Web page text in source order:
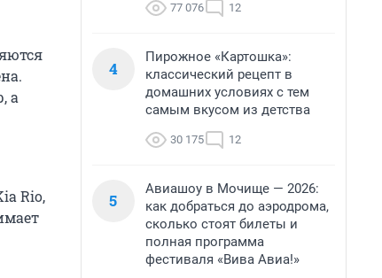
а
Rio,
77 076 12
4
Пирожное «Картошка»:
классический рецепт в
домашних условиях с тем
самым вкусом из детства
30 175 12
5
Авиашоу в Мочище — 2026:
как добраться до аэродрома,
сколько стоят билеты и
полная программа
фестиваля «Вива Авиа!»